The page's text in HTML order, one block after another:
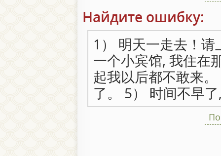
Найдите ошибку:
1） 明天一走去！
一个小宾馆, 我住在
起我以后都不敢来
了。 5） 时间不早